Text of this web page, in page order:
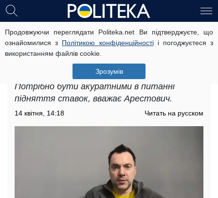
Продовжуючи переглядати Politeka.net Ви підтверджуєте, що
ознайомилися з Політикою конфіденційностіі погоджуєтеся з
використанням файлів cookie.
Зрозумів
"Можливості у нас прекрасні":
Арестович пригрозив москві
ударом у відповідь у разі атаки по
Потрібно бути акуратними в питанні
підняття ставок, вважає Арестович.
14 квітня, 14:18 Читать на русском